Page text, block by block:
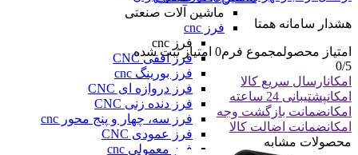
ماشین آلات صنعتی
فرز cnc
فرز cnc
فرز افقی CNC
فرز بورینگ cnc
فرز دروازه ای CNC
فرز دنده زنی CNC
فرز سه، چهار و پنج محور cnc
فرز عمودی CNC
فرز معمولی cnc
هشدار سامانه همتا
امتیاز محصولمجموع فرم0 امتیاز ثبت شده
0/5
امکانارسال سریع کالا
امکانپشتیبانی 24 ساعته
امکانضمانت بازگشت وجه
امکانضمانت اضالت کالا
محصولات مشابه